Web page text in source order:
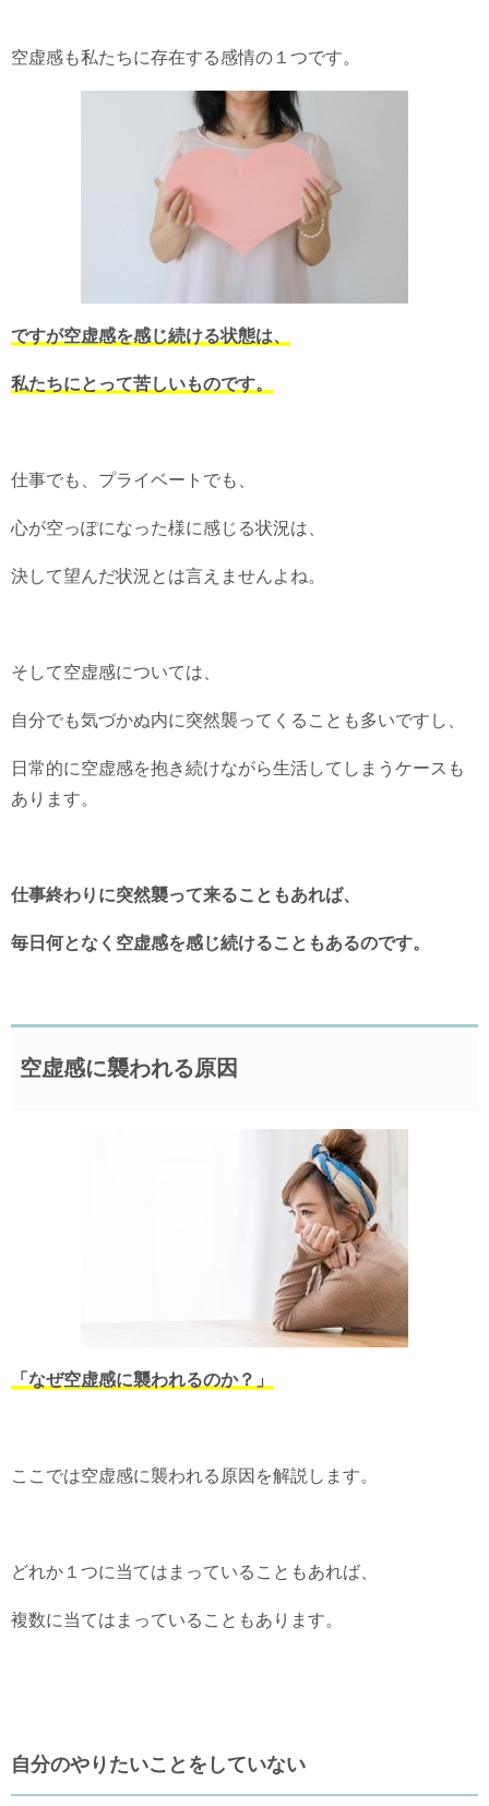
空虚感も私たちに存在する感情の１つです。
ですが空虚感を感じ続ける状態は、
私たちにとって苦しいものです。
仕事でも、プライベートでも、
心が空っぽになった様に感じる状況は、
決して望んだ状況とは言えませんよね。
そして空虚感については、
自分でも気づかぬ内に突然襲ってくることも多いですし、
日常的に空虚感を抱き続けながら生活してしまうケースも
あります。
仕事終わりに突然襲って来ることもあれば、
毎日何となく空虚感を感じ続けることもあるのです。
空虚感に襲われる原因
「なぜ空虚感に襲われるのか？」
ここでは空虚感に襲われる原因を解説します。
どれか１つに当てはまっていることもあれば、
複数に当てはまっていることもあります。
自分のやりたいことをしていない